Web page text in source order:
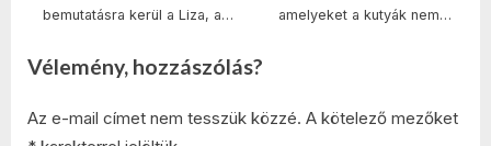
bemutatásra kerül a Liza, a
amelyeket a kutyák nem
Vélemény, hozzászólás?
Az e-mail címet nem tesszük közzé. A kötelező mezőket